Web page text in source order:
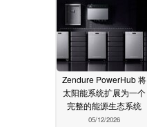
Zendure PowerHub 将
太阳能系统扩展为一个
完整的能源生态系统
05/12/2026